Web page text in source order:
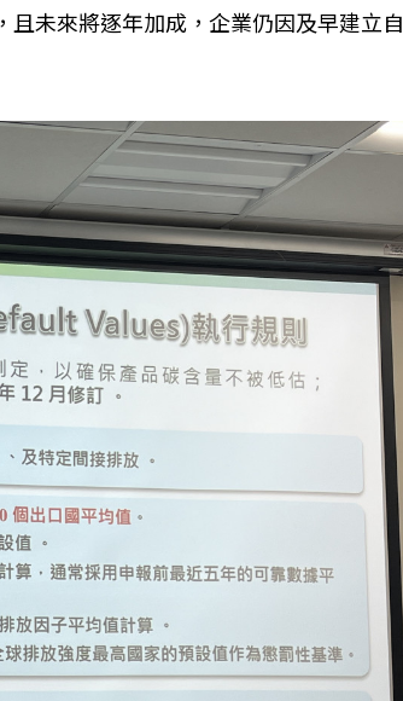
未來將逐年加成，企業仍因及早建立自